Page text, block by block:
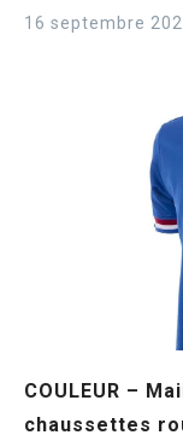
16 septembre
COULEUR –
chaussettes